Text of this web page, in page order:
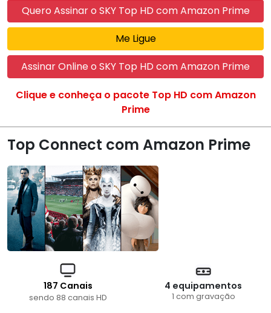
Quero Assinar o SKY Top HD com Amazon Prime
Me Ligue
Assinar Online o SKY Top HD com Amazon Prime
Clique e conheça o pacote Top HD com Amazon
Prime
Top Connect com Amazon Prime
187 Canais
sendo 88 canais HD
4 equipamentos
1 com gravação